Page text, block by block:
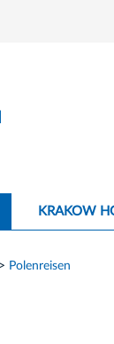
KRAKOW
Polenreisen